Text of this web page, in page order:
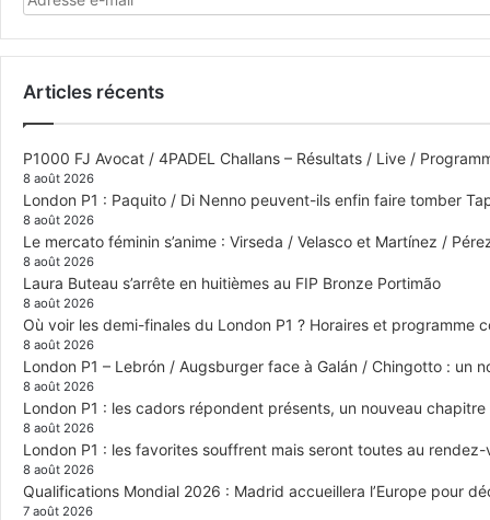
Articles récents
P1000 FJ Avocat / 4PADEL Challans – Résultats / Live /
8 août 2026
London P1 : Paquito / Di Nenno peuvent-ils enfin faire tomber
8 août 2026
Le mercato féminin s’anime : Virseda / Velasco et Martínez /
8 août 2026
Laura Buteau s’arrête en huitièmes au FIP Bronze Portimão
8 août 2026
Où voir les demi-finales du London P1 ? Horaires et programme
8 août 2026
London P1 – Lebrón / Augsburger face à Galán / Chingotto : un
8 août 2026
London P1 : les cadors répondent présents, un nouveau
8 août 2026
London P1 : les favorites souffrent mais seront toutes au
8 août 2026
Qualifications Mondial 2026 : Madrid accueillera l’Europe pour
7 août 2026